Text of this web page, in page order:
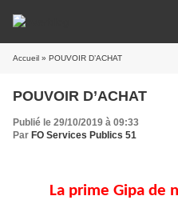
Accueil » POUVOIR D’ACHAT
POUVOIR D’ACHAT
Publié le 29/10/2019 à 09:33
Par FO Services Publics 51
La prime Gipa de